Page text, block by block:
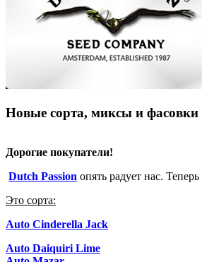
Новые сорта, миксы и фасовки
Дорогие покупатели!
Dutch Passion опять радует нас.
Это сорта:
Auto Cinderella Jack
Auto Daiquiri Lime